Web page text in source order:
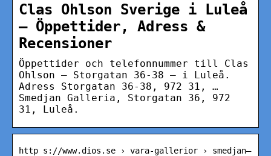
Clas Ohlson Sverige i Luleå
– Öppettider, Adress &
Recensioner
Öppettider och telefonnummer till Clas
Ohlson – Storgatan 36-38 – i Luleå.
Adress Storgatan 36-38, 972 31, …
Smedjan Galleria, Storgatan 36, 972
31, Luleå.
http s://www.dios.se › vara-gallerior › smedjan—